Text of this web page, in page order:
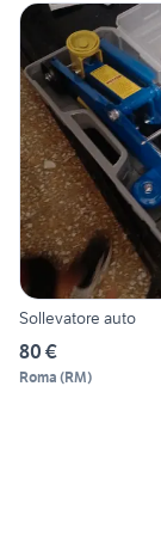
Sollevatore auto
80 €
Roma (RM)